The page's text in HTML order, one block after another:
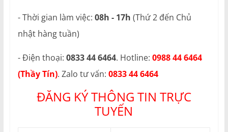
- Thời gian làm việc: 08h - 17h (Thứ 2 đến Chủ
nhật hàng tuần)
- Điện thoại: 0833 44 6464. Hotline: 0988 44 6464
(Thầy Tín). Zalo tư vấn: 0833 44 6464
ĐĂNG KÝ THÔNG TIN TRỰC
TUYẾN